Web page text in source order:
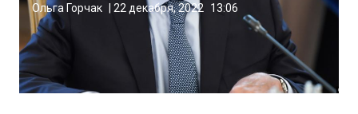
Ольга Горчак 22 декабря, 2022 13:06